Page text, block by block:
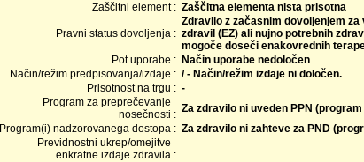
Zaščitni element : Zaščitna elementa nista prisotna
Pravni status dovoljenja :
Zdravilo z začasnim dovoljenjem
zdravil (EZ) ali nujno potrebnih
mogoče doseči enakovrednih
Pot uporabe : Način uporabe nedoločen
Način/režim predpisovanja/izdaje : / - Način/režim izdaje ni določen.
Prisotnost na trgu : -
Program za preprečevanje
nosečnosti : Za zdravilo ni uveden PPN
Program(i) nadzorovanega dostopa : Za zdravilo ni zahteve za PND
Previdnostni ukrep/omejitve
enkratne izdaje zdravila :